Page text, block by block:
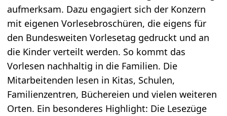
aufmerksam. Dazu engagiert sich der Konzern
mit eigenen Vorlesebroschüren, die eigens für
den Bundesweiten Vorlesetag gedruckt und an
die Kinder verteilt werden. So kommt das
Vorlesen nachhaltig in die Familien. Die
Mitarbeitenden lesen in Kitas, Schulen,
Familienzentren, Büchereien und vielen weiteren
Orten. Ein besonderes Highlight: Die Lesezüge